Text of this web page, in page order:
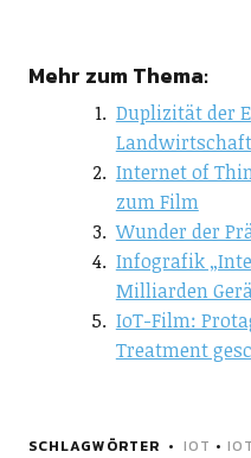
Mehr zum Thema:
Duplizität der
Landwirtschaft
Internet of
zum Film
Wunder der
Infografik
Milliarden
IoT-Film:
Treatment
SCHLAGWÖRTER IOT •